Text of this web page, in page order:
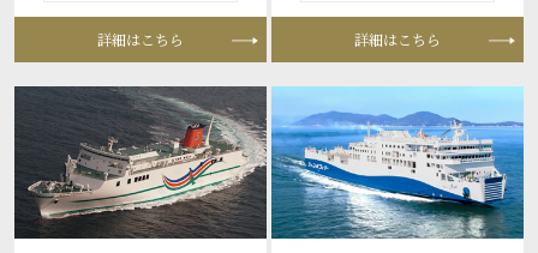
詳細はこちら 詳細はこちら